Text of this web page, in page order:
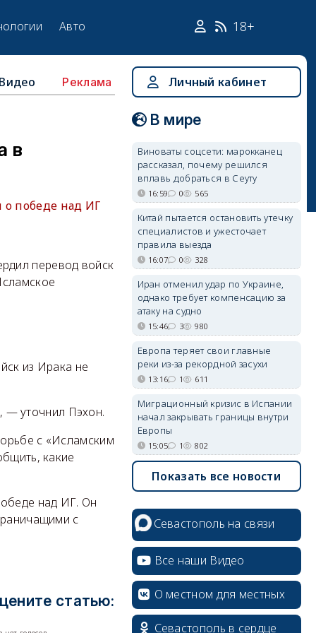
Авто 18+
Видео Реклама
в
о победе над ИГ
перевод войск
из Ирака не
— уточнил Пэхон.
с «Исламским
какие
над ИГ. Он
с
статью:
Личный кабинет
В мире
Виноваты соцсети: марокканец
рассказал, почему решился
вплавь добраться в Сеуту
16:59 0 565
Китай пытается остановить утечку
специалистов и ужесточает
правила выезда
16:07 0 328
Иран отменил удар по Украине,
однако требует компенсацию за
атаку на судно
15:46 3 980
Европа теряет свои главные
реки из-за рекордной засухи
13:16 1 611
Миграционный кризис в Испании
начал закрывать границы внутри
Европы
15:05 1 802
Показать все новости
Севастополь на связи
Все наши Видео
О местном для местных
Севастополь в сердце